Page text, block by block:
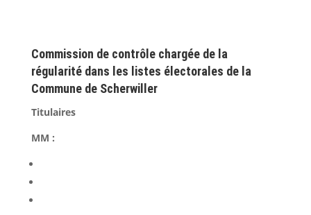
Commission de contrôle chargée de la
régularité dans les listes électorales de la
Commune de Scherwiller
Titulaires
MM :